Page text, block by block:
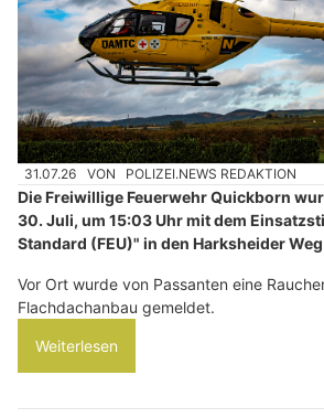
31.07.26 VON POLIZEI.NEWS REDAKTION
Die Freiwillige Feuerwehr Quickborn
30. Juli, um 15:03 Uhr mit dem
Standard (FEU)" in den Harksheider
Vor Ort wurde von Passanten eine
Flachdachanbau gemeldet.
Weiterlesen